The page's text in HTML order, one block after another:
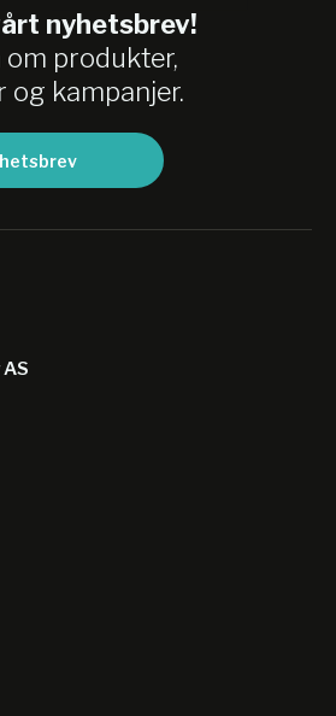
nyhetsbrev!
om produkter,
kampanjer.